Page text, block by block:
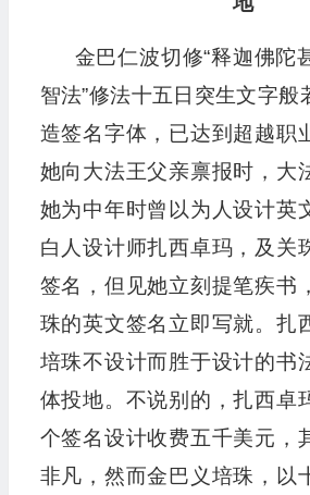
金巴仁波切修“释迦佛陀
智法”修法十五日突生文字般
造签名字体，已达到超越职
她向大法王父亲禀报时，大
她为中年时曾以为人设计英
白人设计师扎西卓玛，及关
签名，但见她立刻提笔疾书
珠的英文签名立即写就。扎
培珠不设计而胜于设计的书
体投地。不说别的，扎西卓
个签名设计收费五千美元，
非凡，然而金巴义培珠，以